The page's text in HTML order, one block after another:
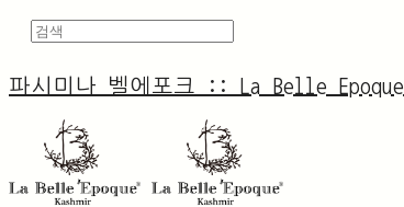
파시미나 벨에포크 :: La Belle Epoque